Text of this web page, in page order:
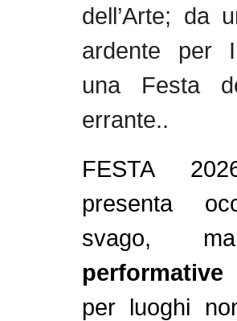
dell’Arte; da
ardente per
una Festa
errante..
FESTA
presenta
svago,
performative
per luoghi